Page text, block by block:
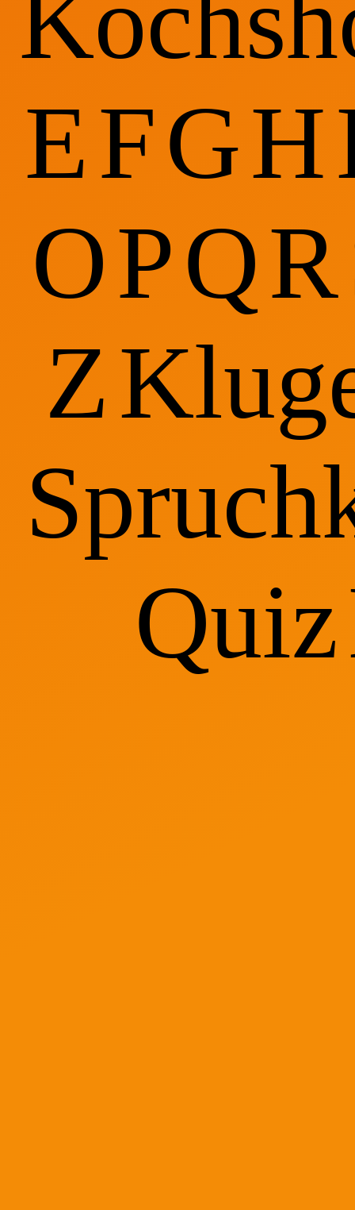
EFGH
OPQR
Z
Quiz